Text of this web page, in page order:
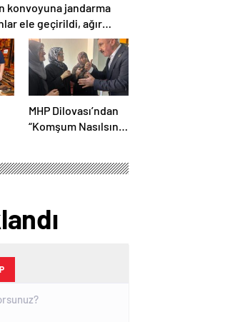
konvoyuna jandarma
ele geçirildi, ağır
MHP Dilovası’ndan
“Komşum Nasılsın”
merkezinde insan